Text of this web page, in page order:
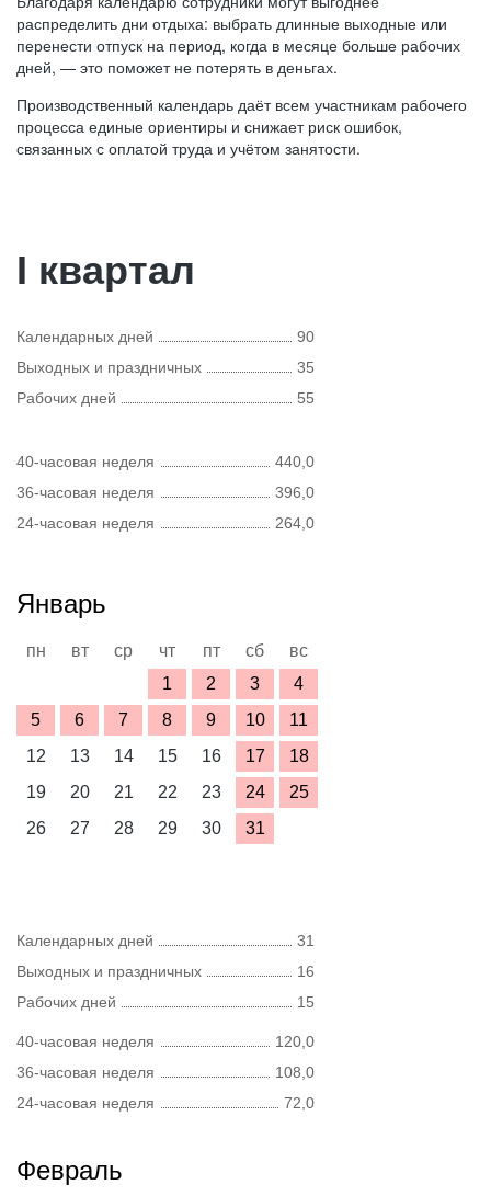
распределить дни отдыха: выбрать длинные выходные или
перенести отпуск на период, когда в месяце больше рабочих
дней, — это поможет не потерять в деньгах.
Производственный календарь даёт всем участникам рабочего
процесса единые ориентиры и снижает риск ошибок,
связанных с оплатой труда и учётом занятости.
I квартал
Календарных дней
90
Выходных и праздничных
35
Рабочих дней
55
40-часовая неделя
440,0
36-часовая неделя
396,0
24-часовая неделя
264,0
Январь
пн вт ср чт пт сб
вс
1
2 3
4
5
6 7 8 9 10
11
12
13 14 15 16 17
18
19
20 21 22 23 24
25
26
27 28 29 30 31
Календарных дней
31
Выходных и праздничных
16
Рабочих дней
15
40-часовая неделя
120,0
36-часовая неделя
108,0
24-часовая неделя
72,0
Февраль